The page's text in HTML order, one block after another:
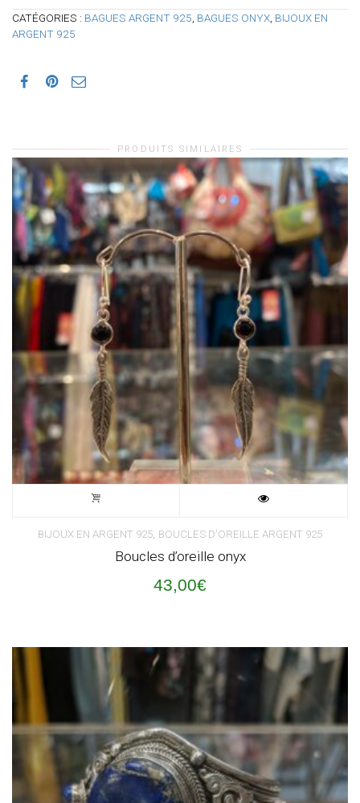
CATÉGORIES : BAGUES ARGENT 925 BAGUES ONYX BIJOUX EN
ARGENT 925
PRODUITS SIMILAIRES
BIJOUX EN ARGENT 925, BOUCLES D'OREILLE ARGENT 925
Boucles d’oreille onyx
43,00€